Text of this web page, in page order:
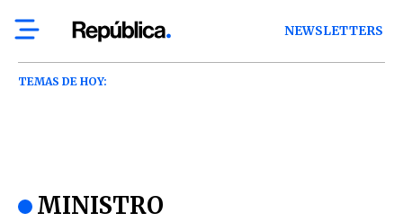
NEWSLETTERS
TEMAS DE HOY:
MINISTRO